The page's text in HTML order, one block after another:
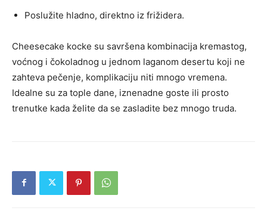
Poslužite hladno, direktno iz frižidera.
Cheesecake kocke su savršena kombinacija kremastog,
voćnog i čokoladnog u jednom laganom desertu koji ne
zahteva pečenje, komplikaciju niti mnogo vremena.
Idealne su za tople dane, iznenadne goste ili prosto
trenutke kada želite da se zasladite bez mnogo truda.